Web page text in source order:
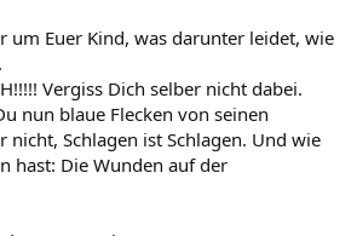
um Euer Kind, was darunter leidet, wie
Vergiss Dich selber nicht dabei.
nun blaue Flecken von seinen
nicht, Schlagen ist Schlagen. Und wie
hast: Die Wunden auf der